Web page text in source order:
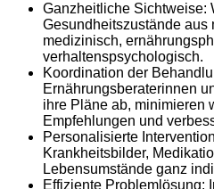
Ganzheitliche Sichtweise:
Gesundheitszustände aus
medizinisch,
verhaltenspsychologisch.
Koordination der
Ernährungsberaterinnen
ihre Pläne ab, minimieren
Empfehlungen und
Personalisierte
Krankheitsbilder,
Lebensumstände ganz
Effiziente Problemlösung: